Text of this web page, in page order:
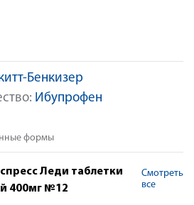
Бенкизер
Ибупрофен
формы
Леди таблетки
400мг №12
Смотреть
все